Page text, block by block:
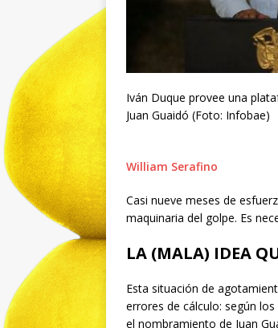
Iván Duque provee una
Juan Guaidó (Foto: Infobae)
William Serafino
Casi nueve meses de
maquinaria del golpe. Es
LA (MALA) IDEA
Esta situación de
errores de cálculo: según
el nombramiento de Juan